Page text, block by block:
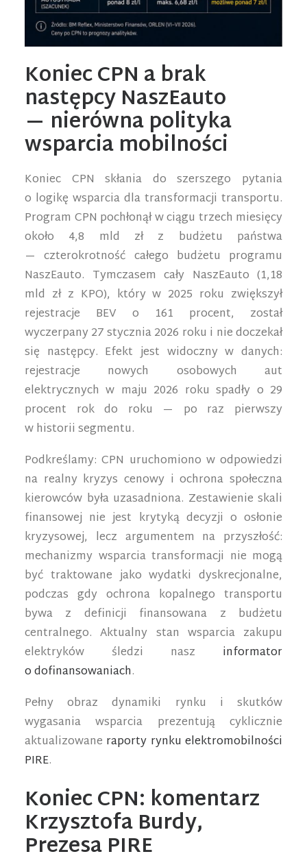
Koniec CPN a brak
następcy NaszEauto
— nierówna polityka
wsparcia mobilności
Koniec CPN skłania do szerszego pytania
o logikę wsparcia dla transformacji transportu.
Program CPN pochłonął w ciągu trzech miesięcy
około 4,8 mld zł z budżetu państwa
— czterokrotność całego budżetu programu
NaszEauto. Tymczasem cały NaszEauto (1,18
mld zł z KPO), który w 2025 roku zwiększył
rejestracje BEV o 161 procent, został
wyczerpany 27 stycznia 2026 roku i nie doczekał
się następcy. Efekt jest widoczny w danych:
rejestracje nowych osobowych aut
elektrycznych w maju 2026 roku spadły o 29
procent rok do roku — po raz pierwszy
w historii segmentu.
Podkreślamy: CPN uruchomiono w odpowiedzi
na realny kryzys cenowy i ochrona społeczna
kierowców była uzasadniona. Zestawienie skali
finansowej nie jest krytyką decyzji o osłonie
kryzysowej, lecz argumentem na przyszłość:
mechanizmy wsparcia transformacji nie mogą
być traktowane jako wydatki dyskrecjonalne,
podczas gdy ochrona kopalnego transportu
bywa z definicji finansowana z budżetu
centralnego. Aktualny stan wsparcia zakupu
elektryków śledzi nasz informator
o dofinansowaniach.
Pełny obraz dynamiki rynku i skutków
wygasania wsparcia prezentują cyklicznie
aktualizowane raporty rynku elektromobilności
PIRE.
Koniec CPN: komentarz
Krzysztofa Burdy,
Prezesa PIRE